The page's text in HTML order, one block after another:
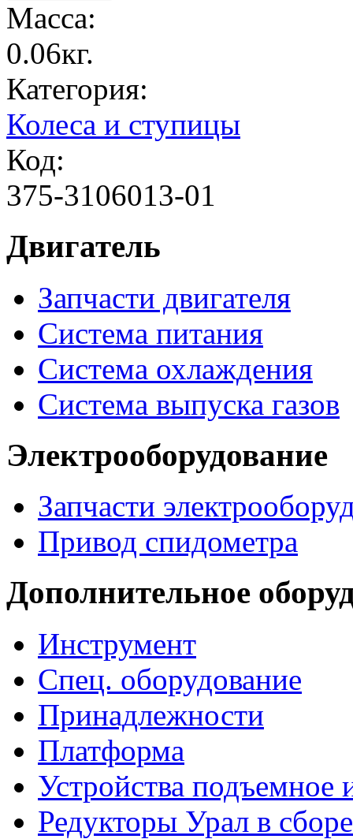
Масса:
0.06кг.
Категория:
Колеса и ступицы
Код:
375-3106013-01
Двигатель
Запчасти двигателя
Система питания
Система охлаждения
Система выпуска газов
Электрооборудование
Запчасти
Привод спидометра
Дополнительное
Инструмент
Спец. оборудование
Принадлежности
Платформа
Устройства
Редукторы Урал в сборе